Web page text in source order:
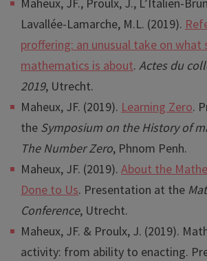
Maheux, JF., Proulx, J., L’Italien-
Lavallée-Lamarche, M.L. (2019).
proffering: an unusual take on what
mathematics is about. Actes du
2019, Utrecht.
Maheux, JF. (2019). Learning Zero.
the Symposium on the History of
The Number Zero, Phnom Penh.
Maheux, JF. (2019). About the
Done to Us. Presentation at the
Conference, Utrecht.
Maheux, JF. & Proulx, J. (2019).
activity: from ability to enacting.